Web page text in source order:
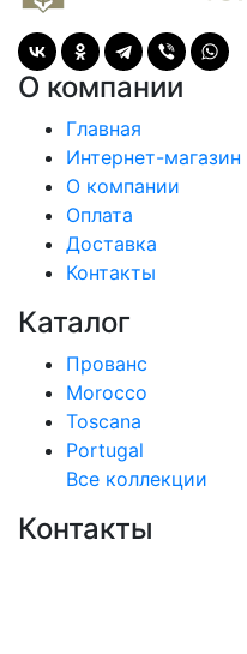
О компании
Главная
Интернет-магазин
О компании
Оплата
Доставка
Контакты
Каталог
Прованс
Morocco
Toscana
Portugal
Все коллекции
Контакты